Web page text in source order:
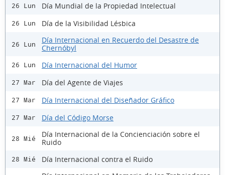
26 Lun Día Mundial de la Propiedad Intelectual
26 Lun Día de la Visibilidad Lésbica
26 Lun
Día Internacional en Recuerdo del Desastre de
Chernóbyl
26 Lun Día Internacional del Humor
27 Mar Día del Agente de Viajes
27 Mar Día Internacional del Diseñador Gráfico
27 Mar Día del Código Morse
28 Mié
Día Internacional de la Concienciación sobre el
Ruido
28 Mié Día Internacional contra el Ruido